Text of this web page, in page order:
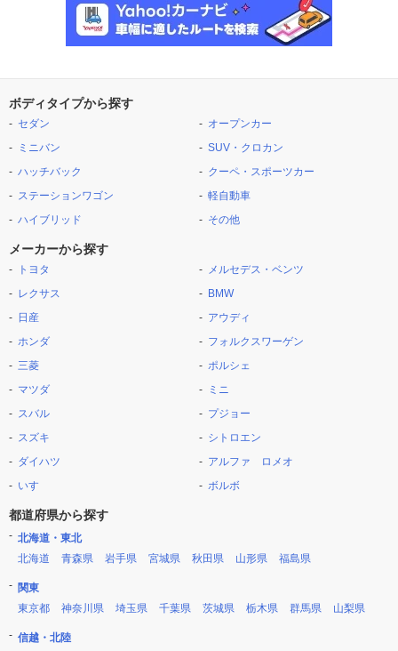
ボディタイプから探す
セダン
ミニバン
ハッチバック
ステーションワゴン
ハイブリッド
オープンカー
SUV・クロカン
クーペ・スポーツカー
軽自動車
その他
メーカーから探す
トヨタ
レクサス
日産
ホンダ
三菱
マツダ
スバル
スズキ
ダイハツ
いすゞ
メルセデス・ベンツ
BMW
アウディ
フォルクスワーゲン
ポルシェ
ミニ
プジョー
シトロエン
アルファ ロメオ
ボルボ
都道府県から探す
北海道・東北
北海道
青森県 岩手県 宮城県 秋田県 山形県 福島県
関東
東京都
神奈川県 埼玉県 千葉県 茨城県 栃木県 群馬県 山梨県
信越・北陸